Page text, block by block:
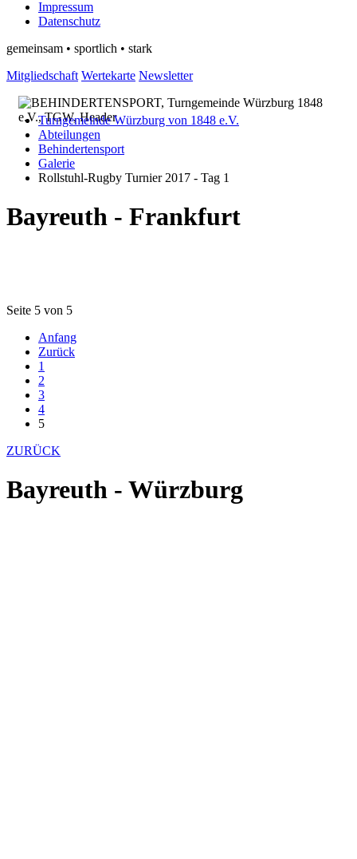
Impressum
Datenschutz
gemeinsam • sportlich • stark
Mitgliedschaft Wertekarte Newsletter
Turngemeinde Würzburg von 1848 e.V.
Abteilungen
Behindertensport
Galerie
Rollstuhl-Rugby Turnier 2017 - Tag 1
Bayreuth - Frankfurt
Seite 5 von 5
Anfang
Zurück
1
2
3
4
5
ZURÜCK
Bayreuth - Würzburg